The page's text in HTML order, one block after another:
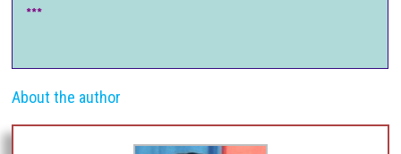
***
About the author